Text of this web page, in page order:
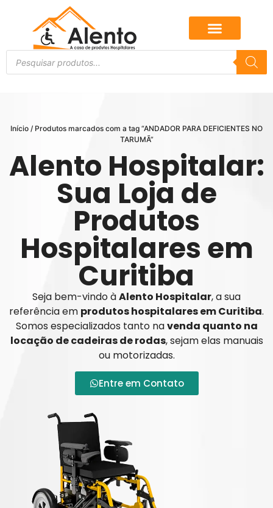
Início / Produtos marcados com a tag “ANDADOR PARA DEFICIENTES NO
TARUMÃ”
Alento Hospitalar:
Sua Loja de
Produtos
Hospitalares em
Curitiba
Seja bem-vindo àAlento Hospitalar, a sua
referência em produtos hospitalares em Curitiba.
Somos especializados tanto navenda quanto na
locação de cadeiras de rodas, sejam elas manuais
ou motorizadas.
Entre em Contato